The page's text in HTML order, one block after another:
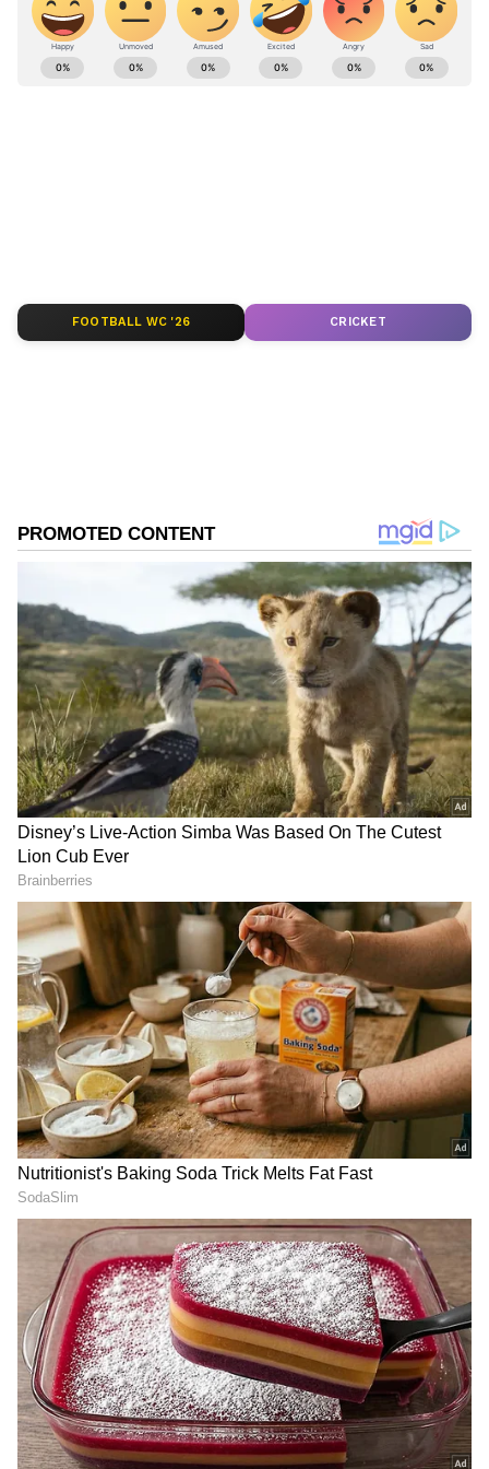
'ಯಾರಪ್ಪನ ಮನೆಯ ಹಣ ಕೇಳ್ತಿಲ್ಲ' ಎಂದ ಉದಯನಿಧಿ,
ನಾಲಿಗೆಯ ಮೇಲೆ ಹಿಡಿತವಿರಲಿ, ಎಚ್ಚರಿಸಿದ ವಿತ್ತ ಸಚಿವೆ!
ಡಿಎಂಕೆ I.N.D.I.A ಬಣದ ಭಾಗವಾಗಿದ್ದು, ಬಿಹಾರ ಮತ್ತು
ಉತ್ತರ ಪ್ರದೇಶದ ಪ್ರಮುಖ ರಾಜಕೀಯ ಪಕ್ಷಗಳಾದ ಜೆಡಿಯು,
ಆರ್‌ಜೆಡಿ ಮತ್ತು ಸಮಾಜವಾದಿ ಪಕ್ಷವನ್ನು ಒಳಗೊಂಡಿರುವ
ವಿರೋಧ ಪಕ್ಷದ ಮೈತ್ರಿಕೂಟಕ್ಕೆ ಸೇರಿದೆ. ಇನ್ನು, ದಯಾನಿಧಿ
ಮಾರನ್‌ ಹೇಳಿಕೆ ಬಗ್ಗೆ ಬಿಹಾರದ ಬಿಜೆಪಿ ಸಂಸದ ಗಿರಿರಾಜ್
ಸಿಂಗ್ ಟ್ವೀಟ್ ಮಾಡಿದ್ದು, ಹಿಂದಿ ಮಾತನಾಡುವ ಜನರ ಬಗ್ಗೆ
ನಿತೀಶ್ ಕುಮಾರ್ ಮತ್ತು ಲಾಲು ಯಾದವ್ ತಮ್ಮ
ಮೈತ್ರಿಕೂಟದ ಪಾಲುದಾರರ ಅಭಿಪ್ರಾಯವನ್ನು
ಒಪ್ಪುತ್ತಾರೆಯೇ? ಡಿಎಂಕೆ ಮತ್ತು I.N.D.I.A ಒಕ್ಕೂಟ ಹಿಂದಿ
ಮಾತನಾಡುವ ಜನರ ವಿರುದ್ಧ ಏಕೆ ಇಷ್ಟು ದ್ವೇಷವನ್ನು
ಹೊಂದಿದೆ ಎಂಬುದನ್ನು ಅವರು ಸ್ಪಷ್ಟಪಡಿಸಬೇಕು ಎಂದೂ
ಬಿಹಾರದ ಬಿಜೆಪಿ ಸಂಸದ ಗಿರಿರಾಜ್ ಸಿಂಗ್ ಟ್ವೀಟ್
ಮಾಡಿದ್ದಾರೆ.
ಕರ್ನಾಟಕ, ಭಾರತ ( India News) ಮತ್ತು ಜಗತ್ತಿನ
ABOUT THE AUTHOR
RECOMMENDED STORIES
Tirupati Tirumala Temple
Ticket: 30 ನಿಮಿಷದಲ್ಲೇ
ತಿರುಪತಿ ತಿರುಮಲ ದರ್ಶನ;
ಅಪರೂಪದ ಅವಕಾಶ! ಏನ್‌
ಮಾಡ್ಬೇಕು?
ಕಲ್ಪನಾ, ಸುನಿತಾ ಹಾದಿಯಲ್ಲೇ
ಅನಿಲ್ ಮೆನನ್.. ಇಂದು
ಬಾಹ್ಯಾಕಾಶಕ್ಕೆ ಮತ್ತೊಬ್ಬ
ಭಾರತೀಯ!
FOOTBALL WC '26 CRICKET